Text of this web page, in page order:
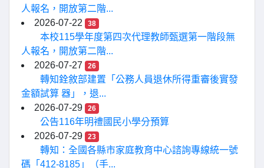
人報名，開放第二階...
2026-07-22
38
本校115學年度第四次代理教師甄選第一階段無
人報名，開放第二階...
2026-07-27
26
轉知銓敘部建置「公務人員退休所得重審後實發
金額試算 器」，退...
2026-07-29
26
公告116年明禮國民小學分預算
2026-07-29
23
轉知：全國各縣市家庭教育中心諮詢專線統一號
碼「412-8185」（手...